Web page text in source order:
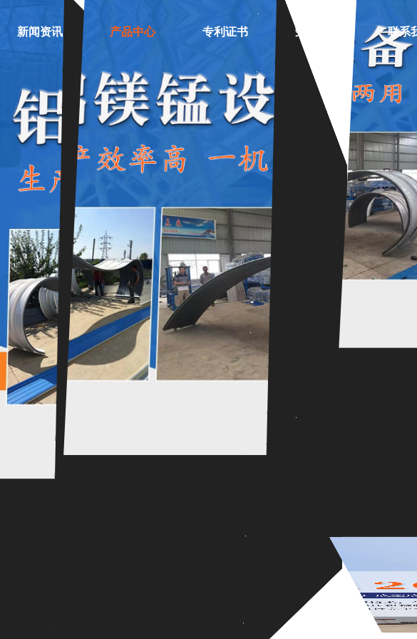
新闻资讯 产品中心 专利证书 荣誉证书 联系